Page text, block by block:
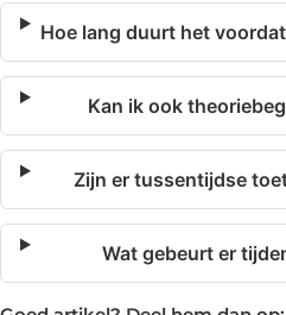
Hoe lang duurt het
Kan ik ook
Zijn er tussentijdse
Wat gebeurt er